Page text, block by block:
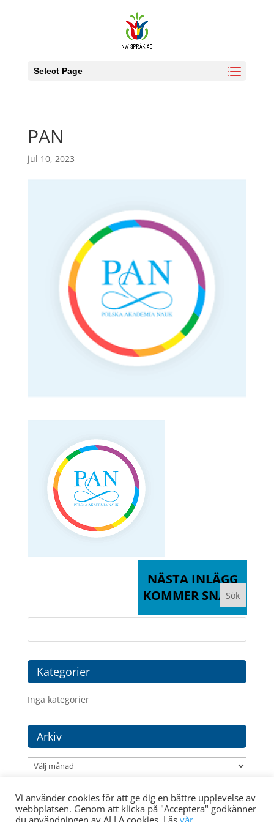
Select Page
PAN
jul 10, 2023
NÄSTA INLÄGG
KOMMER SNART
Kategorier
Inga kategorier
Arkiv
Arkiv
Vi använder cookies för att ge dig en bättre upplevelse av
webbplatsen. Genom att klicka på "Acceptera" godkänner
du användningen av ALLA cookies. Läs vår